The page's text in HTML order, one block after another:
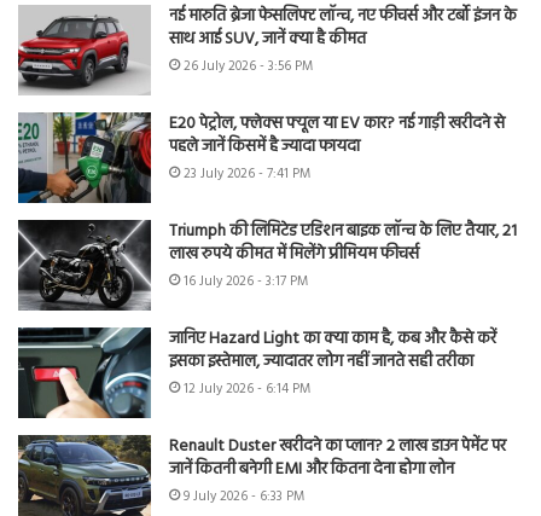
नई मारुति ब्रेजा फेसलिफ्ट लॉन्च, नए फीचर्स और टर्बो इंजन के
साथ आई SUV, जानें क्या है कीमत
26 July 2026 - 3:56 PM
E20 पेट्रोल, फ्लेक्स फ्यूल या EV कार? नई गाड़ी खरीदने से
पहले जानें किसमें है ज्यादा फायदा
23 July 2026 - 7:41 PM
Triumph की लिमिटेड एडिशन बाइक लॉन्च के लिए तैयार, 21
लाख रुपये कीमत में मिलेंगे प्रीमियम फीचर्स
16 July 2026 - 3:17 PM
जानिए Hazard Light का क्या काम है, कब और कैसे करें
इसका इस्तेमाल, ज्यादातर लोग नहीं जानते सही तरीका
12 July 2026 - 6:14 PM
Renault Duster खरीदने का प्लान? 2 लाख डाउन पेमेंट पर
जानें कितनी बनेगी EMI और कितना देना होगा लोन
9 July 2026 - 6:33 PM